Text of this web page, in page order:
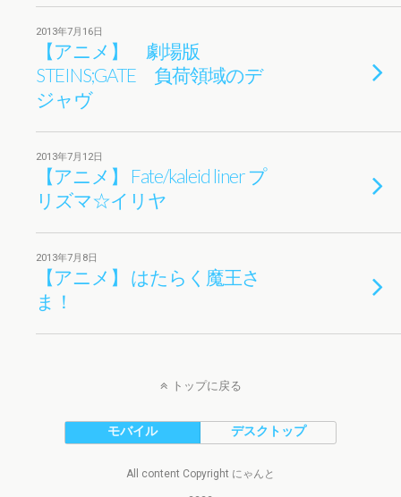
2013年7月16日
【アニメ】 劇場版
STEINS;GATE 負荷領域のデ
ジャヴ
2013年7月12日
【アニメ】 Fate/kaleid liner プ
リズマ☆イリヤ
2013年7月8日
【アニメ】 はたらく魔王さ
ま！
トップに戻る
モバイル デスクトップ
All content Copyright にゃんと